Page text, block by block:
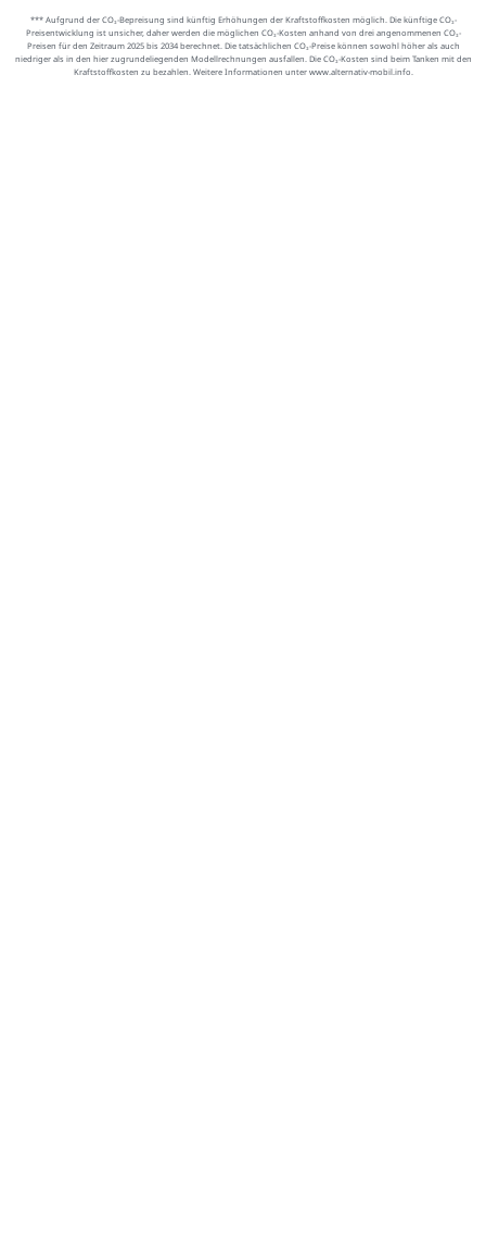
*** Aufgrund der CO₂-Bepreisung sind künftig Erhöhungen der Kraftstoffkosten möglich. Die künftige CO₂-
Preisentwicklung ist unsicher, daher werden die möglichen CO₂-Kosten anhand von drei angenommenen CO₂-
Preisen für den Zeitraum 2025 bis 2034 berechnet. Die tatsächlichen CO₂-Preise können sowohl höher als auch
niedriger als in den hier zugrundeliegenden Modellrechnungen ausfallen. Die CO₂-Kosten sind beim Tanken mit den
Kraftstoffkosten zu bezahlen. Weitere Informationen unter www.alternativ-mobil.info.